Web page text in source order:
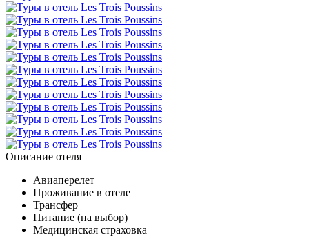
Описание отеля
Авиаперелет
Проживание в отеле
Трансфер
Питание (на выбор)
Медицинская страховка